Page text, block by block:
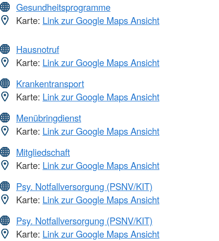
Gesundheitsprogramme
Karte: Link zur Google Maps Ansicht
Hausnotruf
Karte: Link zur Google Maps Ansicht
Krankentransport
Karte: Link zur Google Maps Ansicht
Menübringdienst
Karte: Link zur Google Maps Ansicht
Mitgliedschaft
Karte: Link zur Google Maps Ansicht
Psy. Notfallversorgung (PSNV/KIT)
Karte: Link zur Google Maps Ansicht
Psy. Notfallversorgung (PSNV/KIT)
Karte: Link zur Google Maps Ansicht